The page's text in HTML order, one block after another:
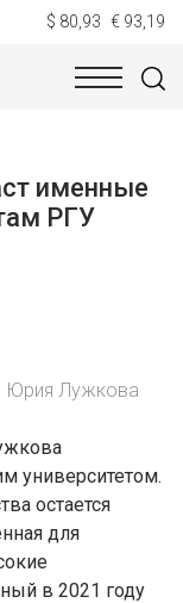
$ 80,93 € 93,19
именные
РГУ
Юрия Лужкова
университетом.
остается
для
в 2021 году